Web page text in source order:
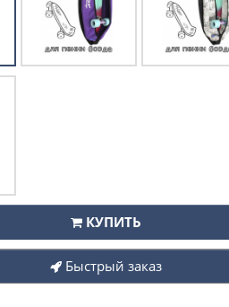
КУПИТЬ
Быстрый заказ